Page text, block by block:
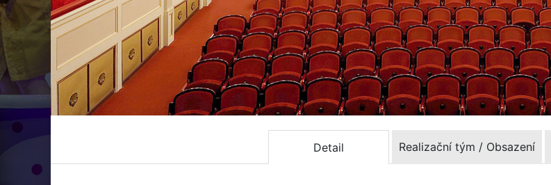
Detail Realizační tým / Obsazení